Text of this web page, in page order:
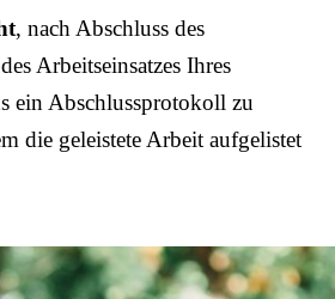
, nach Abschluss des
Arbeitseinsatzes Ihres
ein Abschlussprotokoll zu
die geleistete Arbeit aufgelistet